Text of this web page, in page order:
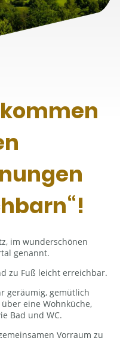
im wunderschönen
genannt.
zu Fuß leicht erreichbar.
geräumig, gemütlich
eine Wohnküche,
Bad und WC.
Vorraum zu